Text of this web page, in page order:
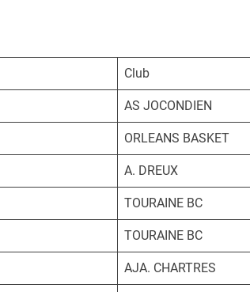
Club
AS JOCONDIEN
ORLEANS BASKET
A. DREUX
TOURAINE BC
TOURAINE BC
AJA. CHARTRES